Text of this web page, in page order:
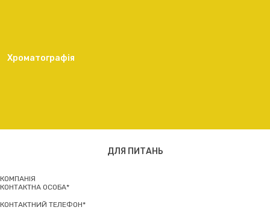
Хроматографія
ДЛЯ ПИТАНЬ
КОМПАНІЯ
КОНТАКТНА ОСОБА*
КОНТАКТНИЙ ТЕЛЕФОН*